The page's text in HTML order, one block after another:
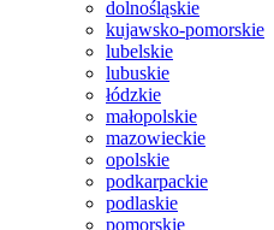
dolnośląskie
kujawsko-pomorskie
lubelskie
lubuskie
łódzkie
małopolskie
mazowieckie
opolskie
podkarpackie
podlaskie
pomorskie